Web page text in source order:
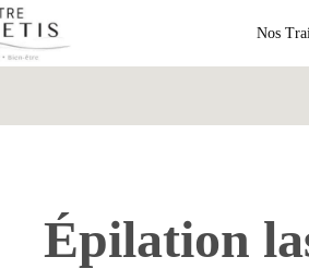
Nos
Épilation